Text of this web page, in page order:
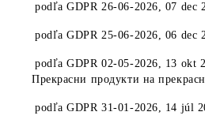
podľaGDPR 26-06-2026, 07 dec
podľaGDPR 25-06-2026, 06 dec
podľaGDPR 02-05-2026, 13 okt
Прекрасни продукти на
podľaGDPR 31-01-2026, 14 júl